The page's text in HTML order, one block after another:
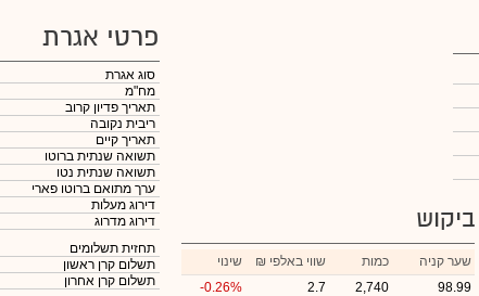
ביקוש
שער קניה כמות ₪ שווי באלפי
שינוי
98.99
2,740
2.7
-0.26%
פרטי אגרת
סוג אגרת
מח"מ
תאריך פדיון קרוב
ריבית נקובה
תאריך קיים
תשואה שנתית ברוטו
תשואה שנתית נטו
ערך מתואם ברוטו פארי
דירוג מעלות
דירוג מדרוג
תחזית תשלומים
תשלום קרן ראשון
תשלום קרן אחרון